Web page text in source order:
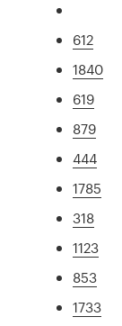
612
1840
619
879
444
1785
318
1123
853
1733